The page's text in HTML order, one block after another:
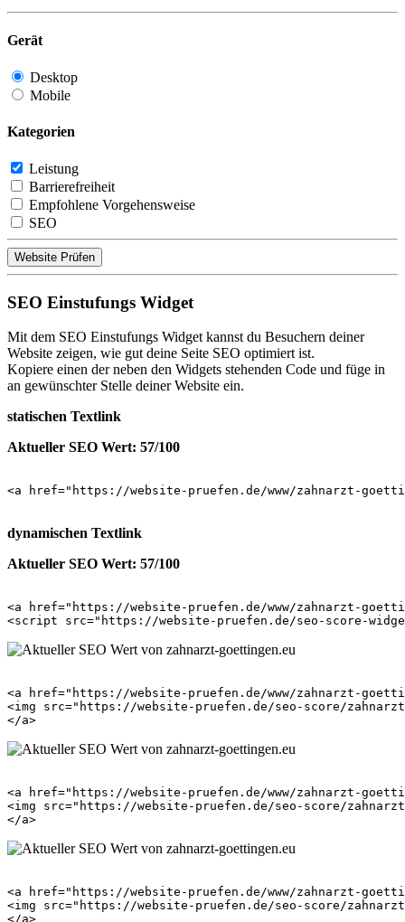
Gerät
Desktop
Mobile
Kategorien
Leistung
Barrierefreiheit
Empfohlene Vorgehensweise
SEO
Website Prüfen
SEO Einstufungs Widget
Mit dem SEO Einstufungs Widget kannst du Besuchern deiner
Website zeigen, wie gut deine Seite SEO optimiert ist.
Kopiere einen der neben den Widgets stehenden Code und füge in
an gewünschter Stelle deiner Website ein.
statischen Textlink
Aktueller SEO Wert: 57/100
<a href="https://website-pruefen.de/www/zahnarzt-
dynamischen Textlink
Aktueller SEO Wert: 57/100
<a href="https://website-pruefen.de/www/zahnarzt-
<a href="https://website-pruefen.de/www/zahnarzt-
<img src="https://website-pruefen.de/seo-score/
<a href="https://website-pruefen.de/www/zahnarzt-
<img src="https://website-pruefen.de/seo-score/
<a href="https://website-pruefen.de/www/zahnarzt-
<img src="https://website-pruefen.de/seo-score/